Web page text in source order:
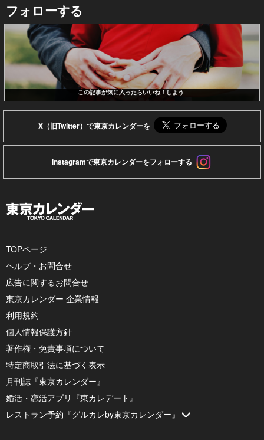
フォローする
この記事が気に入ったらいいね！しよう
X（旧Twitter）で東京カレンダーを
Instagramで東京カレンダーをフォローする
TOPページ
ヘルプ・お問合せ
広告に関するお問合せ
東京カレンダー 企業情報
利用規約
個人情報保護方針
著作権・免責事項について
特定商取引法に基づく表示
月刊誌『東京カレンダー』
婚活・恋活アプリ『東カレデート』
レストラン予約『グルカレby東京カレンダー』